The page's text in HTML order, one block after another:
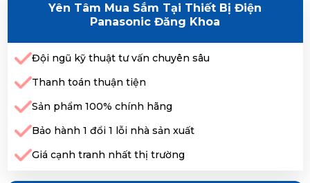
Yên Tâm Mua Sắm Tại Thiết Bị Điện
Panasonic Đăng Khoa
Đội ngũ kỹ thuật tư vấn chuyên sâu
Thanh toán thuận tiện
Sản phẩm 100% chính hãng
Bảo hành 1 đổi 1 lỗi nhà sản xuất
Giá cạnh tranh nhất thị trường